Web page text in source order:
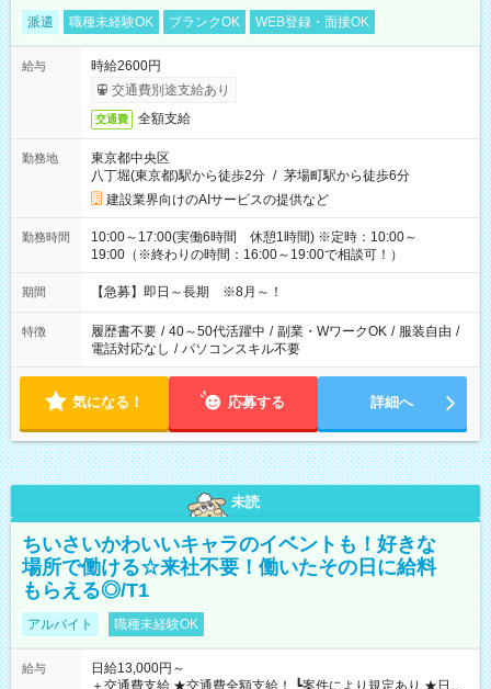
派遣 職種未経験OK ブランクOK WEB登録・面接OK
給与
時給2600円
交通費別途支給あり
交通費 全額支給
勤務地
東京都中央区
八丁堀(東京都)駅から徒歩2分 / 茅場町駅から徒歩6分
建設業界向けのAIサービスの提供など
勤務時間
10:00～17:00(実働6時間 休憩1時間) ※定時：10:00～
19:00（※終わりの時間：16:00～19:00で相談可！）
期間 【急募】即日～長期 ※8月～！
特徴 履歴書不要 / 40～50代活躍中 / 副業・WワークOK / 服装自由 /
電話対応なし / パソコンスキル不要
気になる！ 応募する 詳細へ
未読
ちいさいかわいいキャラのイベントも！好きな
場所で働ける☆来社不要！働いたその日に給料
もらえる◎/T1
アルバイト 職種未経験OK
給与
日給13,000円～
＋交通費支給 ★交通費全額支給！ ┗案件により規定あり ★日払